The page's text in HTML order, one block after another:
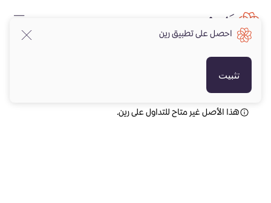
هذا الأصل غير متاح للتداول على رين.
احصل على تطبيق رين
تثبيت